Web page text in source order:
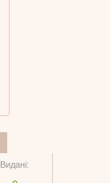
Видані: